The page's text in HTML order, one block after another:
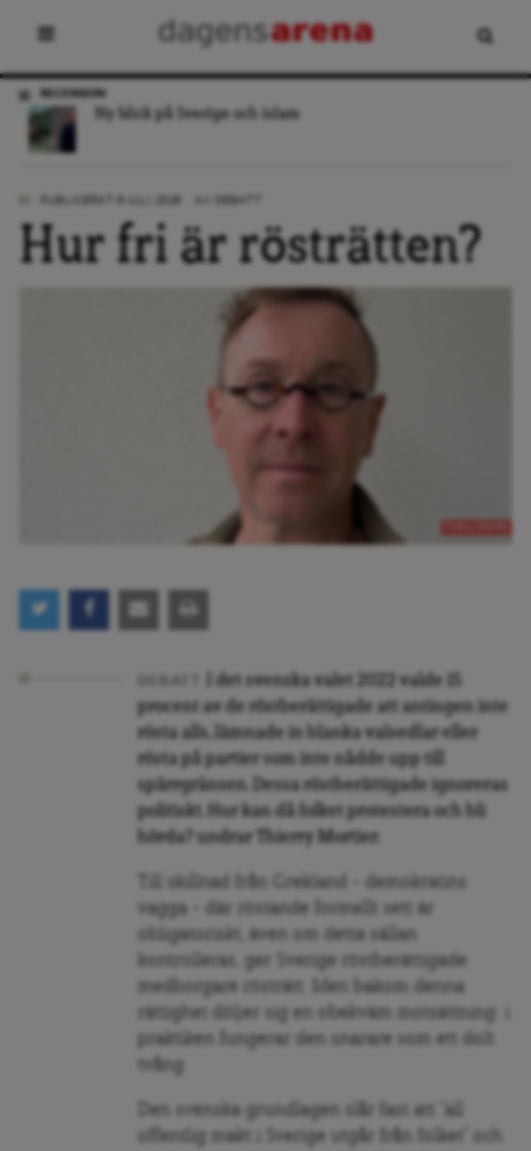
RECENSION
Ny blick på Sverige och islam
Hur fri är rösträtten?
I det svenska valet 2022 valde 15
procent av de röstberättigade att antingen inte
rösta alls, lämnade in blanka valsedlar eller
rösta på partier som inte nådde upp till
spärrgränsen. Dessa röstberättigade ignoreras
politiskt. Hur kan då folket protestera och bli
hörda? undrar Thierry Mortier.
Till skillnad från Grekland – demokratins
vagga – där röstande formellt sett är
obligatoriskt, även om detta sällan
kontrolleras, ger Sverige röstberättigade
medborgare rösträtt. Men bakom denna
rättighet döljer sig en obekväm motsättning: i
praktiken fungerar den snarare som ett dolt
Den svenska grundlagen slår fast att ”all
offentlig makt i Sverige utgår från folket” och